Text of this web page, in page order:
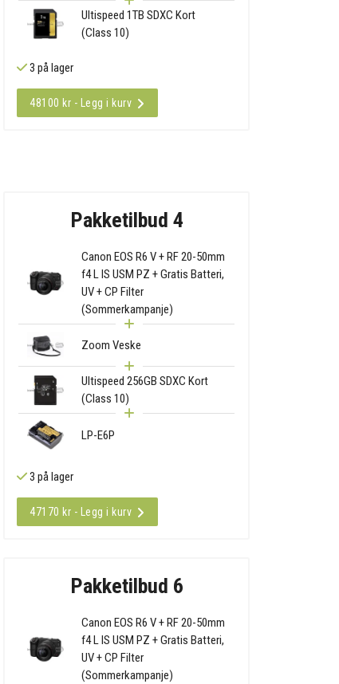
Ultispeed 1TB SDXC Kort
(Class 10)
3 på lager
48100 kr - Legg i kurv
Pakketilbud 4
Canon EOS R6 V + RF 20-50mm
f4 L IS USM PZ + Gratis Batteri,
UV + CP Filter
(Sommerkampanje)
Zoom Veske
Ultispeed 256GB SDXC Kort
(Class 10)
LP-E6P
3 på lager
47170 kr - Legg i kurv
Pakketilbud 6
Canon EOS R6 V + RF 20-50mm
f4 L IS USM PZ + Gratis Batteri,
UV + CP Filter
(Sommerkampanje)